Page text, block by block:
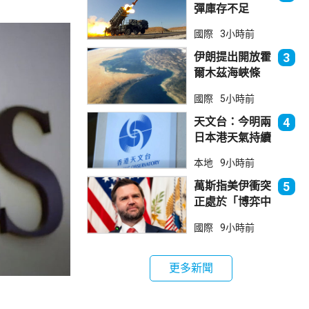
彈庫存不足
長促加快生產武
器
國際 3小時前
伊朗提出開放霍
爾木茲海峽條
賠償等
3
國際 5小時前
天文台：今明兩
日本港天氣持續
4
本地 9小時前
萬斯指美伊衝突
正處於「博弈中
5
國際 9小時前
更多新聞